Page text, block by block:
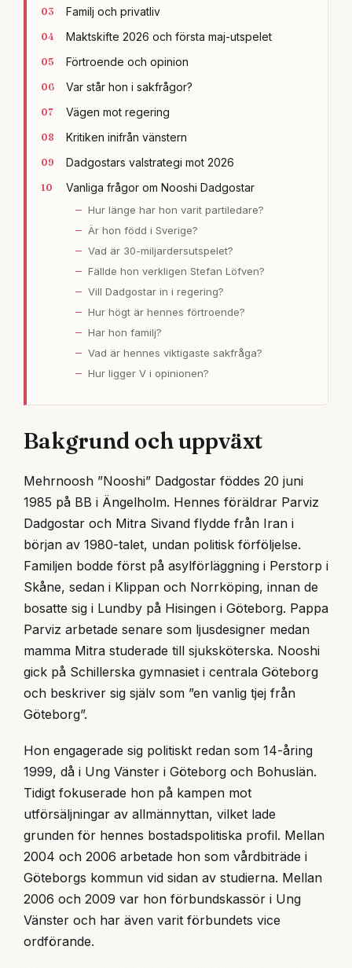
Familj och privatliv
Maktskifte 2026 och första maj-utspelet
Förtroende och opinion
Var står hon i sakfrågor?
Vägen mot regering
Kritiken inifrån vänstern
Dadgostars valstrategi mot 2026
Vanliga frågor om Nooshi Dadgostar
Hur länge har hon varit partiledare?
Är hon född i Sverige?
Vad är 30-miljardersutspelet?
Fällde hon verkligen Stefan Löfven?
Vill Dadgostar in i regering?
Hur högt är hennes förtroende?
Har hon familj?
Vad är hennes viktigaste sakfråga?
Hur ligger V i opinionen?
Bakgrund och uppväxt
Mehrnoosh ”Nooshi” Dadgostar föddes 20 juni
1985 på BB i Ängelholm. Hennes föräldrar Parviz
Dadgostar och Mitra Sivand flydde från Iran i
början av 1980-talet, undan politisk förföljelse.
Familjen bodde först på asylförläggning i Perstorp i
Skåne, sedan i Klippan och Norrköping, innan de
bosatte sig i Lundby på Hisingen i Göteborg. Pappa
Parviz arbetade senare som ljusdesigner medan
mamma Mitra studerade till sjuksköterska. Nooshi
gick på Schillerska gymnasiet i centrala Göteborg
och beskriver sig själv som ”en vanlig tjej från
Göteborg”.
Hon engagerade sig politiskt redan som 14-åring
1999, då i Ung Vänster i Göteborg och Bohuslän.
Tidigt fokuserade hon på kampen mot
utförsäljningar av allmännyttan, vilket lade
grunden för hennes bostadspolitiska profil. Mellan
2004 och 2006 arbetade hon som vårdbiträde i
Göteborgs kommun vid sidan av studierna. Mellan
2006 och 2009 var hon förbundskassör i Ung
Vänster och har även varit förbundets vice
ordförande.